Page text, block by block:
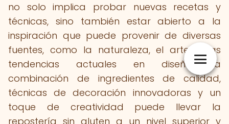
no solo implica probar nuevas recetas y
técnicas, sino también estar abierto a la
inspiración que puede provenir de diversas
fuentes, como la naturaleza, el arte o las
tendencias actuales en diseño. La
combinación de ingredientes de calidad,
técnicas de decoración innovadoras y un
toque de creatividad puede llevar la
repostería sin gluten a un nivel superior y